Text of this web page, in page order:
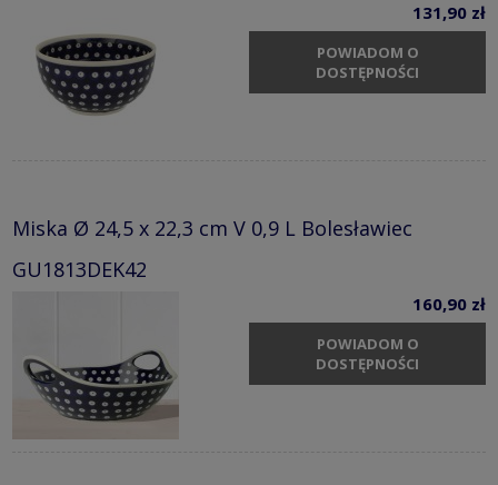
131,90 zł
POWIADOM O
DOSTĘPNOŚCI
Miska Ø 24,5 x 22,3 cm V 0,9 L Bolesławiec
GU1813DEK42
160,90 zł
POWIADOM O
DOSTĘPNOŚCI